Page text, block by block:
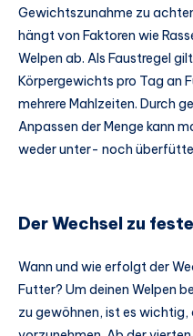
Gewichtszunahme zu
hängt von Faktoren wie
Welpen ab. Als Faustregel
Körpergewichts pro Tag an
mehrere Mahlzeiten. Durch
Anpassen der Menge kann
weder unter- noch
Der Wechsel zu
Wann und wie erfolgt der
Futter? Um deinen Welpen
zu gewöhnen, ist es